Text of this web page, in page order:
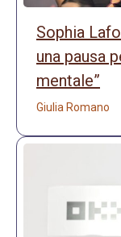
Sophia
una pausa
mentale”
Giulia Romano